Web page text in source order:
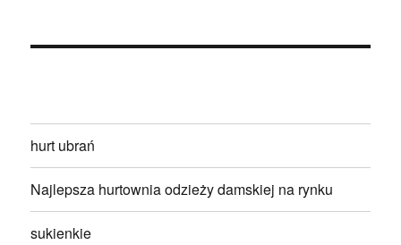
hurt ubrań
Najlepsza hurtownia odzieży damskiej na rynku
sukienkie